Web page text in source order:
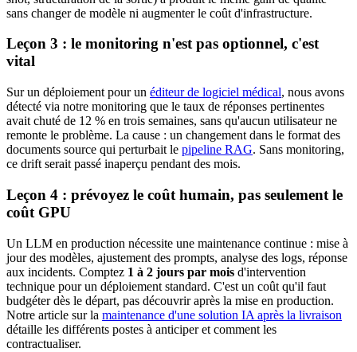
sans changer de modèle ni augmenter le coût d'infrastructure.
Leçon 3 : le monitoring n'est pas optionnel, c'est
vital
Sur un déploiement pour un éditeur de logiciel médical, nous avons
détecté via notre monitoring que le taux de réponses pertinentes
avait chuté de 12 % en trois semaines, sans qu'aucun utilisateur ne
remonte le problème. La cause : un changement dans le format des
documents source qui perturbait le pipeline RAG. Sans monitoring,
ce drift serait passé inaperçu pendant des mois.
Leçon 4 : prévoyez le coût humain, pas seulement le
coût GPU
Un LLM en production nécessite une maintenance continue : mise à
jour des modèles, ajustement des prompts, analyse des logs, réponse
aux incidents. Comptez 1 à 2 jours par mois d'intervention
technique pour un déploiement standard. C'est un coût qu'il faut
budgéter dès le départ, pas découvrir après la mise en production.
Notre article sur la maintenance d'une solution IA après la livraison
détaille les différents postes à anticiper et comment les
contractualiser.